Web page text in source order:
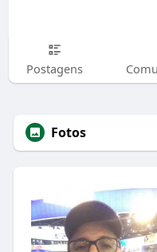
Postagens
Fotos